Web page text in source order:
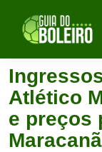
Atlético
e preços
Maracanã